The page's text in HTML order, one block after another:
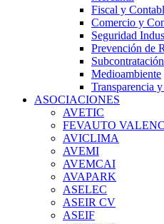
Fiscal y
Comercio y
Seguridad
Prevención de
Medioambiente
Transparencia
ASOCIACIONES
AVETIC
FEVAUTO
AVICLIMA
AVEMI
AVEMCAI
AVAPARK
ASELEC
ASEIR CV
ASEIF